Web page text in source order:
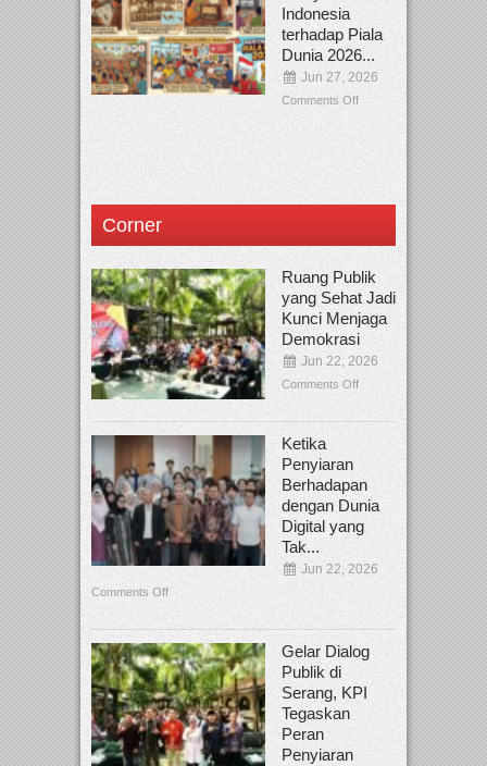
Indonesia
terhadap Piala
Dunia 2026...
Jun 27, 2026
Comments Off
Corner
Ruang Publik
yang Sehat Jadi
Kunci Menjaga
Demokrasi
Jun 22, 2026
Comments Off
Ketika
Penyiaran
Berhadapan
dengan Dunia
Digital yang
Tak...
Jun 22, 2026
Comments Off
Gelar Dialog
Publik di
Serang, KPI
Tegaskan
Peran
Penyiaran